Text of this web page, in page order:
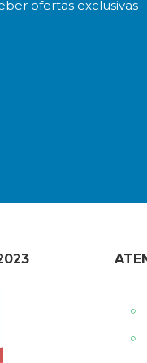
ofertas exclusivas